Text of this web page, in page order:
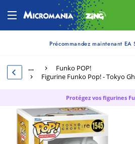
Précommandez maintenant EA
…
Funko POP!
Figurine Funko Pop! - Tokyo
Protégez vos figurines